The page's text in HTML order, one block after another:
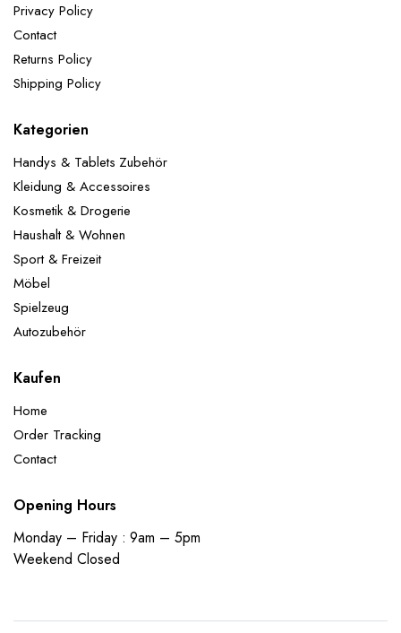
Privacy Policy
Contact
Returns Policy
Shipping Policy
Kategorien
Handys & Tablets Zubehör
Kleidung & Accessoires
Kosmetik & Drogerie
Haushalt & Wohnen
Sport & Freizeit
Möbel
Spielzeug
Autozubehör
Kaufen
Home
Order Tracking
Contact
Opening Hours
Monday – Friday : 9am – 5pm
Weekend Closed